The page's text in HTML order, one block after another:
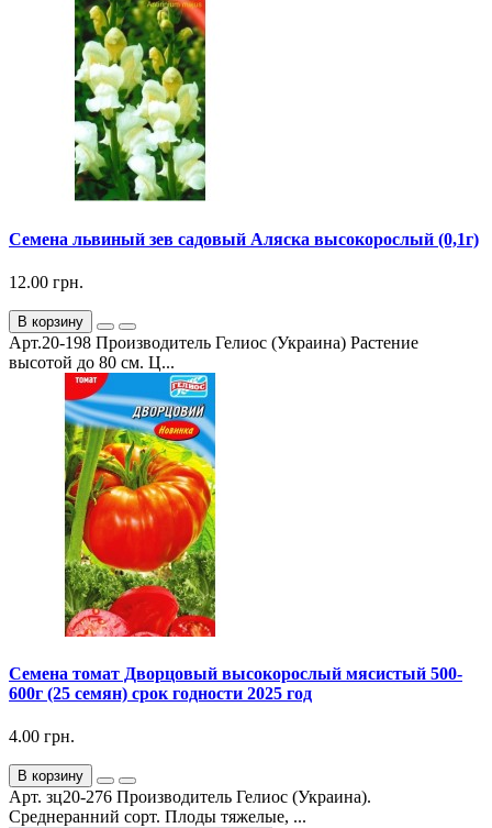
Семена львиный зев садовый Аляска высокорослый (0,1г)
12.00 грн.
В корзину
Арт.20-198 Производитель Гелиос (Украина) Растение
высотой до 80 см. Ц...
Семена томат Дворцовый высокорослый мясистый 500-
600г (25 семян) срок годности 2025 год
4.00 грн.
В корзину
Арт. зц20-276 Производитель Гелиос (Украина).
Среднеранний сорт. Плоды тяжелые, ...